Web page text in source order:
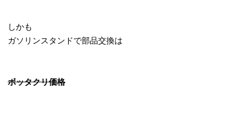
しかも
ガソリンスタンドで部品交換は
ボッタクリ価格